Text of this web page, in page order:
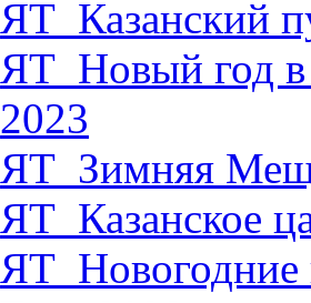
ЯТ_Казанский
ЯТ_Новый год
2023
ЯТ_Зимняя
ЯТ_Казанское